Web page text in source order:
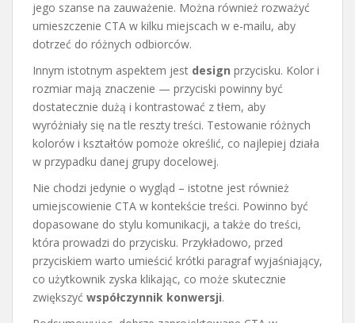
jego szanse na zauważenie. Można również rozważyć
umieszczenie CTA w kilku miejscach w e-mailu, aby
dotrzeć do różnych odbiorców.
Innym istotnym aspektem jest design przycisku. Kolor i
rozmiar mają znaczenie — przyciski powinny być
dostatecznie dużą i kontrastować z tłem, aby
wyróżniały się na tle reszty treści. Testowanie różnych
kolorów i kształtów pomoże określić, co najlepiej działa
w przypadku danej grupy docelowej.
Nie chodzi jedynie o wygląd – istotne jest również
umiejscowienie CTA w kontekście treści. Powinno być
dopasowane do stylu komunikacji, a także do treści,
która prowadzi do przycisku. Przykładowo, przed
przyciskiem warto umieścić krótki paragraf wyjaśniający,
co użytkownik zyska klikając, co może skutecznie
zwiększyć współczynnik konwersji.